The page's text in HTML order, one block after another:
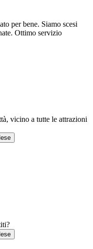
per bene. Siamo scesi
Ottimo servizio
vicino a tutte le attrazioni